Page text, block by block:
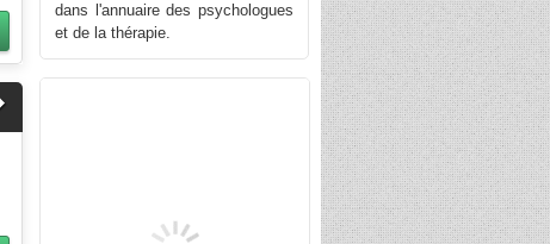
dans l'annuaire des psychologues
et de la thérapie.